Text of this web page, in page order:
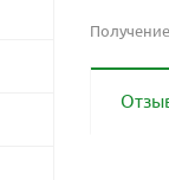
Получение